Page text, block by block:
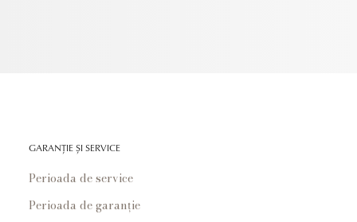
GARANȚIE ȘI SERVICE
Perioada de service
Perioada de garanție